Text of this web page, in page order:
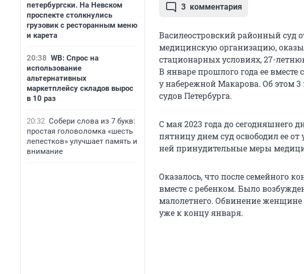
петербургски. На Невском
проспекте столкнулись
грузовик с ресторанным меню
и карета
20:38 WB: Спрос на
использование
альтернативных
маркетплейсу складов вырос
в 10 раз
20:32 Собери слова из 7 букв:
простая головоломка «шесть
лепестков» улучшает память и
внимание
3 комментария
Василеостровский районный суд
медицинскую организацию,
стационарных условиях, 27-
В январе прошлого года ее
у набережной Макарова. Об этом 3
судов Петербурга.
С мая 2023 года до сегодняшнего
пятницу днем суд освободил ее
ней принудительные меры
Оказалось, что после семейного
вместе с ребенком. Было
малолетнего. Обвинение
уже к концу января.